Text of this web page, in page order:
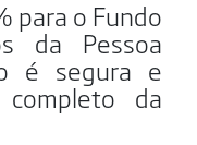
para o Fundo
da Pessoa
é segura e
da